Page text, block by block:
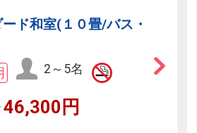
ド和室(１０畳/バス・
2～5名
円